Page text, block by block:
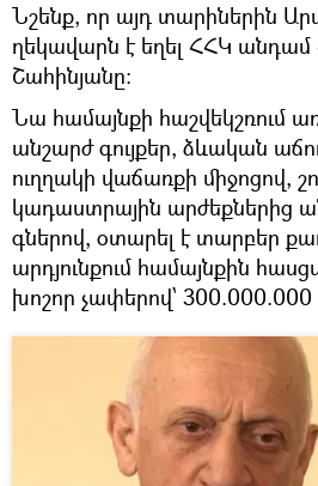
Նշենք, որ այդ տարիներին
ղեկավարն է եղել ՀՀԿ անդամ
Շահինյանը։
Նա համայնքի հաշվեկշռում
անշարժ գույքեր, ձևական
ուղղակի վաճառքի միջոցով,
կադաստրային արժեքներից
գներով, օտարել է տարբեր
արդյունքում համայնքին
խոշոր չափերով՝